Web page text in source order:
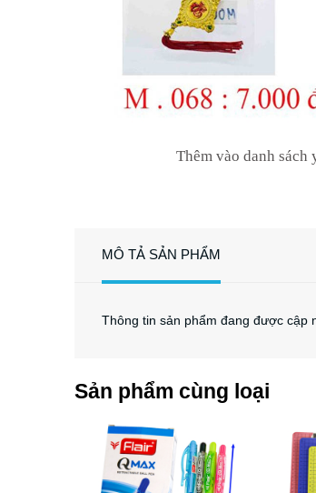
Thêm vào danh sách
MÔ TẢ SẢN PHẨM
Thông tin sản phẩm đang được cập
Sản phẩm cùng loại